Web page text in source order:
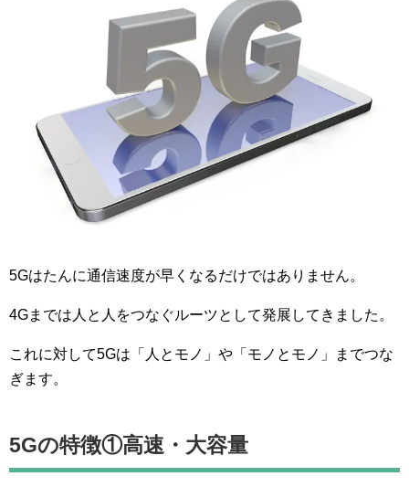
5Gはたんに通信速度が早くなるだけではありません。
4Gまでは人と人をつなぐルーツとして発展してきました。
これに対して5Gは「人とモノ」や「モノとモノ」までつな
ぎます。
5Gの特徴①高速・大容量